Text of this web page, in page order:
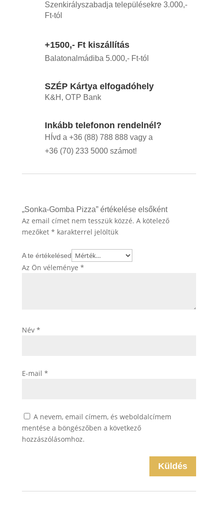
Szenkirályszabadja településekre 3.000,-
Ft-tól
+1500,- Ft kiszállítás
Balatonalmádiba 5.000,- Ft-tól
SZÉP Kártya elfogadóhely
K&H, OTP Bank
Inkább telefonon rendelnél?
HÍvd a +36 (88) 788 888 vagy a
+36 (70) 233 5000 számot!
„Sonka-Gomba Pizza” értékelése elsőként
Az email címet nem tesszük közzé. A kötelező
mezőket * karakterrel jelöltük
A te értékelésed
Az Ön véleménye *
Név *
E-mail *
A nevem, email címem, és weboldalcímem
mentése a böngészőben a következő
hozzászólásomhoz.
Küldés